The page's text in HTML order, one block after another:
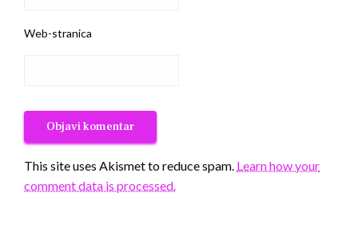
Web-stranica
This site uses Akismet to reduce spam. Learn how your
comment data is processed.